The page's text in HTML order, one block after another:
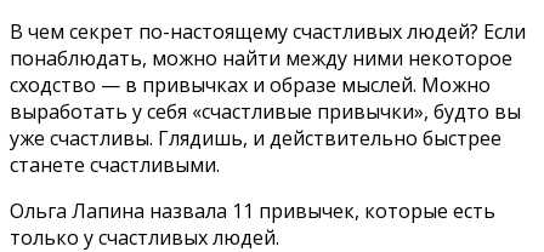
В чем секрет по-настоящему счастливых людей? Если
понаблюдать, можно найти между ними некоторое
сходство — в привычках и образе мыслей. Можно
выработать у себя «счастливые привычки», будто вы
уже счастливы. Глядишь, и действительно быстрее
станете счастливыми.
Ольга Лапина назвала 11 привычек, которые есть
только у счастливых людей.